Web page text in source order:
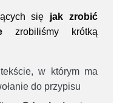
się jak zrobić
zrobiliśmy krótką
w którym ma
do przypisu